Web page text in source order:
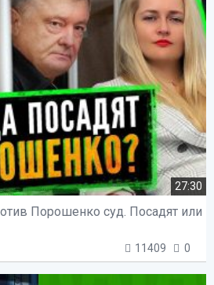
27:30
Порошенко суд. Посадят или
11409 0